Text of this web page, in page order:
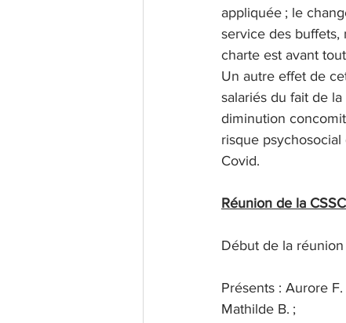
appliquée ; le
service des buffets,
charte est avant
Un autre effet de
salariés du fait de
diminution
risque
Covid.
Réunion de la
Début de la
Présents : Aurore F.
Mathilde B. ;